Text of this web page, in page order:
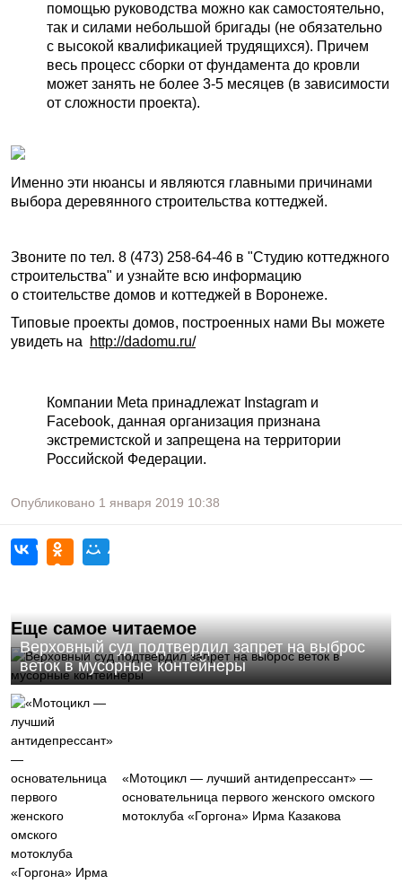
помощью руководства можно как самостоятельно,
так и силами небольшой бригады (не обязательно
с высокой квалификацией трудящихся). Причем
весь процесс сборки от фундамента до кровли
может занять не более 3-5 месяцев (в зависимости
от сложности проекта).
Именно эти нюансы и являются главными причинами
выбора деревянного строительства коттеджей.
Звоните по тел. 8 (473) 258-64-46 в "Студию коттеджного
строительства" и узнайте всю информацию
о стоительстве домов и коттеджей в Воронеже.
Типовые проекты домов, построенных нами Вы можете
увидеть на
http://dadomu.ru/
Компании Meta принадлежат Instagram и
Facebook, данная организация признана
экстремистской и запрещена на территории
Российской Федерации.
Опубликовано 1 января 2019 10:38
Еще самое читаемое
Верховный суд подтвердил запрет на выброс
веток в мусорные контейнеры
«Мотоцикл — лучший антидепрессант» —
основательница первого женского омского
мотоклуба «Горгона» Ирма Казакова